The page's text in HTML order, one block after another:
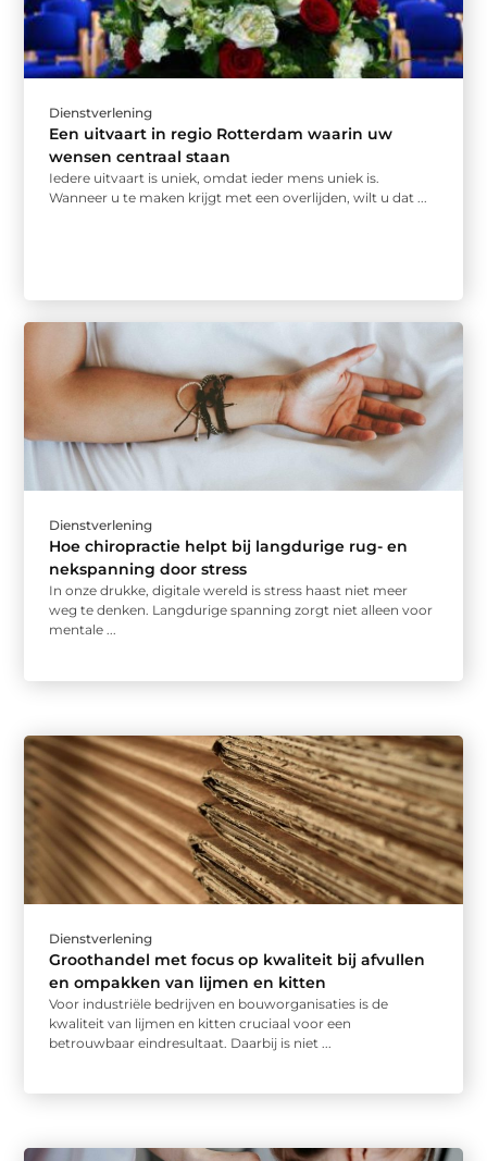
Dienstverlening
Een uitvaart in regio Rotterdam waarin uw
wensen centraal staan
Iedere uitvaart is uniek, omdat ieder mens uniek is.
Wanneer u te maken krijgt met een overlijden, wilt u dat ...
Dienstverlening
Hoe chiropractie helpt bij langdurige rug- en
nekspanning door stress
In onze drukke, digitale wereld is stress haast niet meer
weg te denken. Langdurige spanning zorgt niet alleen voor
mentale ...
Dienstverlening
Groothandel met focus op kwaliteit bij afvullen
en ompakken van lijmen en kitten
Voor industriële bedrijven en bouworganisaties is de
kwaliteit van lijmen en kitten cruciaal voor een
betrouwbaar eindresultaat. Daarbij is niet ...